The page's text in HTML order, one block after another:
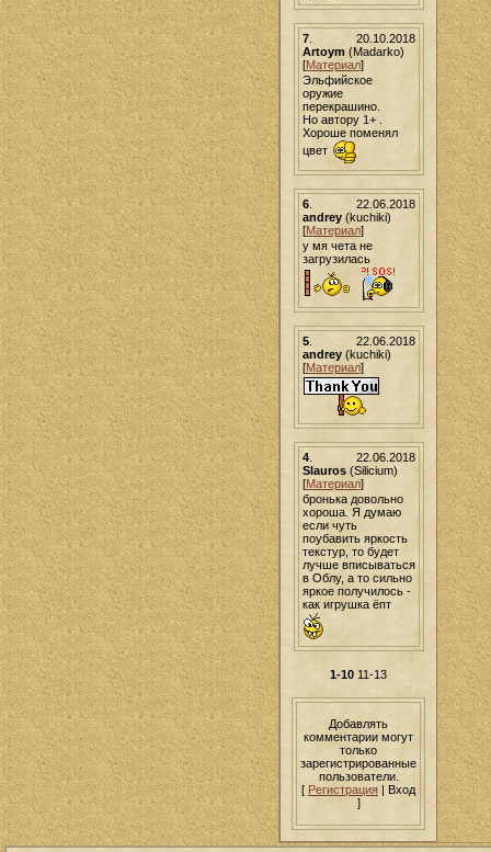
20.10.2018
7.
Artoym(Madarko)
[Материал]
Эльфийское
оружие
перекрашино.
Но автору 1+ .
Хороше поменял
цвет
22.06.2018
6.
andrey(kuchiki)
[Материал]
у мя чета не
загрузилась
22.06.2018
5.
andrey(kuchiki)
[Материал]
22.06.2018
4.
Slauros(Silicium)
[Материал]
бронька довольно
хороша. Я думаю
если чуть
поубавить яркость
текстур, то будет
лучше вписываться
в Облу, а то сильно
яркое получилось -
как игрушка ёпт
1-10 11-13
Добавлять
комментарии могут
только
зарегистрированные
пользователи.
[ Регистрация | Вход
]